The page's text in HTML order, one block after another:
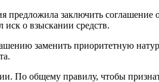
предложила заключить
о взыскании средств.
заменить приоритетную
По общему правилу, чтобы